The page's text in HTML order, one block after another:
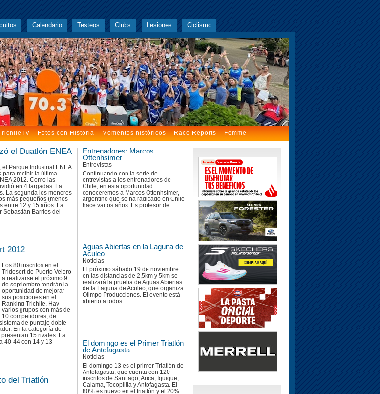
Calendario Testeos Clubs Lesiones Ciclismo
Fotos con Historia Momentos históricos Race Reports Femme
Entrenadores: Marcos
Ottenhsimer
Entrevistas
Continuando con la serie de
entrevistas a los entrenadores de
Chile, en esta oportunidad
conoceremos a Marcos Ottenhsimer,
argentino que se ha radicado en Chile
hace varios años. Es profesor de...
Aguas Abiertas en la Laguna de
Aculeo
Noticias
El próximo sábado 19 de noviembre
en las distancias de 2,5km y 5km se
realizará la prueba de Aguas Abiertas
de la Laguna de Aculeo, que organiza
Olimpo Producciones. El evento está
abierto a todos...
El domingo es el Primer Triatlón
de Antofagasta
Noticias
El domingo 13 es el primer Triatlón de
Antofagasta, que cuenta con 120
inscritos de Santiago, Arica, Iquique,
Calama, Tocopillla y Antofagasta. El
80% es nuevo en el triatlón y el 20%
el Duatlón ENEA
el Parque Industrial ENEA
para recibir la última
2012. Como las
en 4 largadas. La
La segunda los menores
más pequeños (menos
entre 12 y 15 años. La
Barrios del
2012
Los 80 inscritos en el
Tridesert de Puerto Velero
a realizarse el próximo 9
de septiembre tendrán la
oportunidad de mejorar
sus posiciones en el
Ranking Trichile. Hay
varios grupos con más de
10 competidores, de
de puntaje doble
En la categoría de
15 rivales. La
40-44 con 14 y 13
del Triatlón